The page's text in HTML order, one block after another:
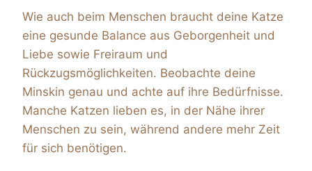
Wie auch beim Menschen braucht deine Katze
eine gesunde Balance aus Geborgenheit und
Liebe sowie Freiraum und
Rückzugsmöglichkeiten. Beobachte deine
Minskin genau und achte auf ihre Bedürfnisse.
Manche Katzen lieben es, in der Nähe ihrer
Menschen zu sein, während andere mehr Zeit
für sich benötigen.